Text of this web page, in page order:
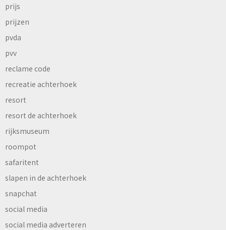
prijs
prijzen
pvda
pvv
reclame code
recreatie achterhoek
resort
resort de achterhoek
rijksmuseum
roompot
safaritent
slapen in de achterhoek
snapchat
social media
social media adverteren